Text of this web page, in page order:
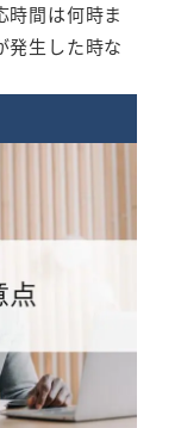
時間は何時ま
発生した時な